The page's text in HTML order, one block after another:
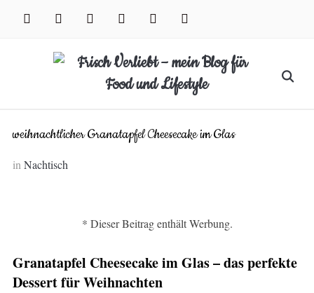
facebook instagram pinterest twitter xing youtube
Search
weihnachtlicher Granatapfel Cheesecake im Glas
in Nachtisch
* Dieser Beitrag enthält Werbung.
Granatapfel Cheesecake im Glas – das perfekte
Dessert für Weihnachten